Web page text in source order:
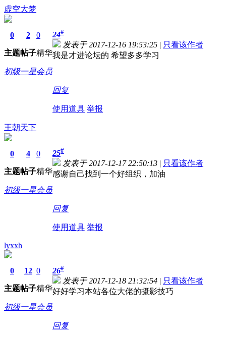
虚空大梦
0
主题
2
帖子
0
精华
初级一星会员
24#
发表于 2017-12-16 19:53:25 | 只看该作者
我是才进论坛的 希望多多学习
回复
使用道具 举报
王朝天下
0
主题
4
帖子
0
精华
初级一星会员
25#
发表于 2017-12-17 22:50:13 | 只看该作者
感谢自己找到一个好组织，加油
回复
使用道具 举报
lyxxh
0
主题
12
帖子
0
精华
初级一星会员
26#
发表于 2017-12-18 21:32:54 | 只看该作者
好好学习本站各位大佬的摄影技巧
回复